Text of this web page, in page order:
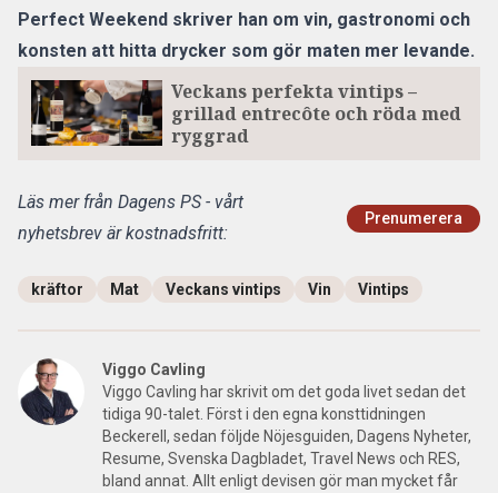
Perfect Weekend skriver han om vin, gastronomi och
konsten att hitta drycker som gör maten mer levande.
Veckans perfekta vintips –
grillad entrecôte och röda med
ryggrad
Läs mer från Dagens PS - vårt
nyhetsbrev är kostnadsfritt:
Prenumerera
kräftor Mat Veckans vintips Vin Vintips
Viggo Cavling
Viggo Cavling har skrivit om det goda livet sedan det
tidiga 90-talet. Först i den egna konsttidningen
Beckerell, sedan följde Nöjesguiden, Dagens Nyheter,
Resume, Svenska Dagbladet, Travel News och RES,
bland annat. Allt enligt devisen gör man mycket får